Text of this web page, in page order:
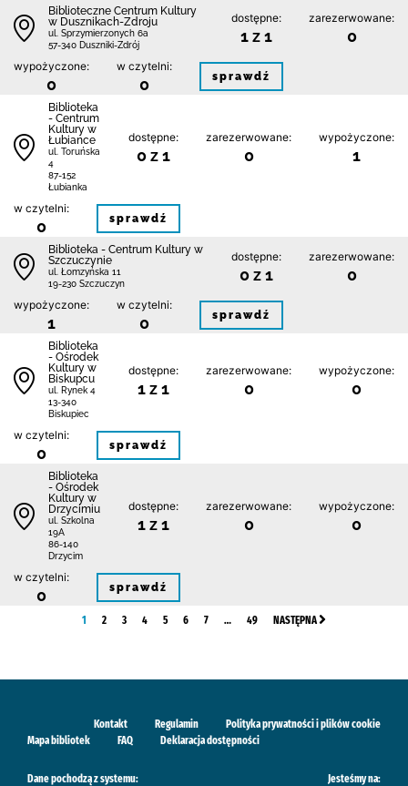
Biblioteczne Centrum Kultury
w Dusznikach-Zdroju
ul. Sprzymierzonych 6a
57-340 Duszniki-Zdrój
dostępne:
1 z 1
zarezerwowane:
0
wypożyczone:
0
w czytelni:
0 sprawdź
Biblioteka
- Centrum
Kultury w
Łubiance
ul. Toruńska
4
87-152
Łubianka
dostępne:
0 z 1
zarezerwowane:
0
wypożyczone:
1
w czytelni:
0 sprawdź
Biblioteka - Centrum Kultury w
Szczuczynie
ul. Łomzyńska 11
19-230 Szczuczyn
dostępne:
0 z 1
zarezerwowane:
0
wypożyczone:
1
w czytelni:
0 sprawdź
Biblioteka
- Ośrodek
Kultury w
Biskupcu
ul. Rynek 4
13-340
Biskupiec
dostępne:
1 z 1
zarezerwowane:
0
wypożyczone:
0
w czytelni:
0 sprawdź
Biblioteka
- Ośrodek
Kultury w
Drzycimiu
ul. Szkolna
19A
86-140
Drzycim
dostępne:
1 z 1
zarezerwowane:
0
wypożyczone:
0
w czytelni:
0 sprawdź
1 2 3 4 5 6 7 … 49 NASTĘPNA
Kontakt Regulamin
Polityka prywatności i plików cookie
Mapa bibliotek
FAQ Deklaracja dostępności
Dane pochodzą z systemu: Jesteśmy na: